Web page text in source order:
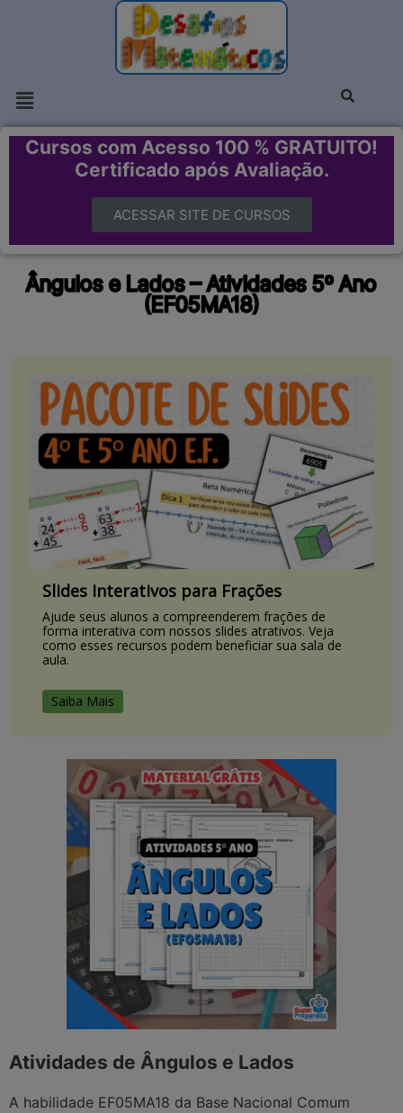
Cursos com Acesso 100 % GRATUITO!
Certificado após Avaliação.
ACESSAR SITE DE CURSOS
Ângulos e Lados – Atividades 5º Ano
(EF05MA18)
Slides Interativos para Frações
Ajude seus alunos a compreenderem frações de
forma interativa com nossos slides atrativos. Veja
como esses recursos podem beneficiar sua sala de
aula.
Saiba Mais
Atividades de Ângulos e Lados
A habilidade EF05MA18 da Base Nacional Comum